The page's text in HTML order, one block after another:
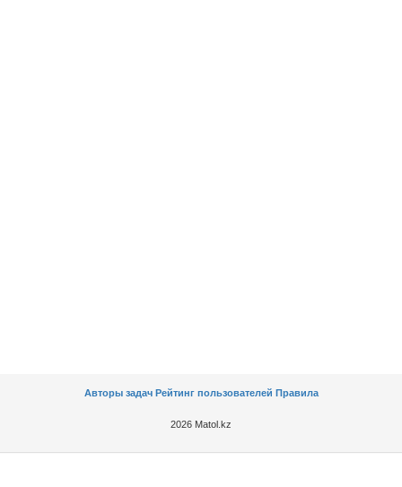
Авторы задач Рейтинг пользователей Правила
2026 Matol.kz